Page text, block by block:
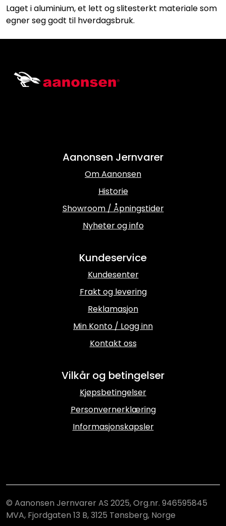
Laget i aluminium, et lett og slitesterkt materiale som
egner seg godt til hverdagsbruk.
Aanonsen Jernvarer
Om Aanonsen
Historie
Showroom / Åpningstider
Nyheter og info
Kundeservice
Kundesenter
Frakt og levering
Reklamasjon
Min Konto / Logg inn
Kontakt oss
Vilkår og betingelser
Kjøpsbetingelser
Personvernerklæring
Informasjonskapsler
© Aanonsen Jernvarer AS 2025, Org.nr. 946595845
MVA, Fjordgaten 13 B, 3125 Tønsberg, Norge